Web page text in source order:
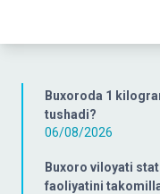
Buxoroda 1
tushadi?
06/08/2026
Buxoro viloyati
faoliyatini